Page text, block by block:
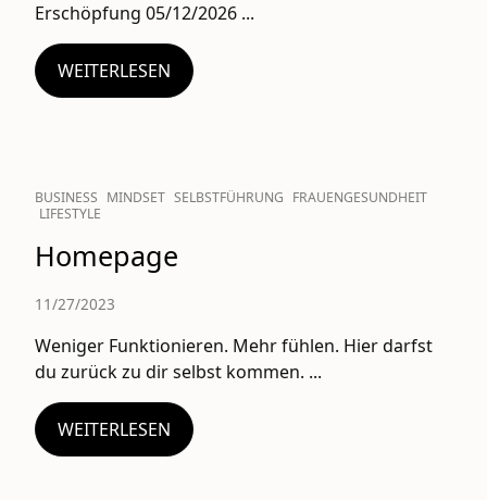
Erschöpfung 05/12/2026 ...
WEITERLESEN
BUSINESS MINDSET SELBSTFÜHRUNG FRAUENGESUNDHEIT
LIFESTYLE
Homepage
11/27/2023
Weniger Funktionieren. Mehr fühlen. Hier darfst
du zurück zu dir selbst kommen. ...
WEITERLESEN